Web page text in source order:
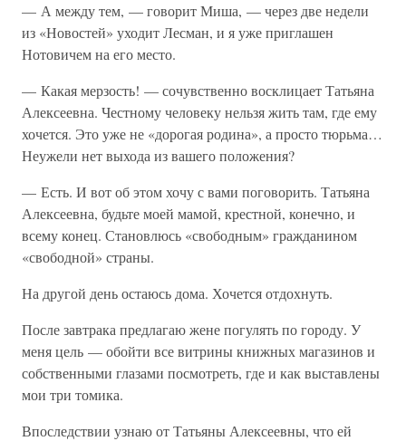
— А между тем, — говорит Миша, — через две недели
из «Новостей» уходит Лесман, и я уже приглашен
Нотовичем на его место.
— Какая мерзость! — сочувственно восклицает Татьяна
Алексеевна. Честному человеку нельзя жить там, где ему
хочется. Это уже не «дорогая родина», а просто тюрьма…
Неужели нет выхода из вашего положения?
— Есть. И вот об этом хочу с вами поговорить. Татьяна
Алексеевна, будьте моей мамой, крестной, конечно, и
всему конец. Становлюсь «свободным» гражданином
«свободной» страны.
На другой день остаюсь дома. Хочется отдохнуть.
После завтрака предлагаю жене погулять по городу. У
меня цель — обойти все витрины книжных магазинов и
собственными глазами посмотреть, где и как выставлены
мои три томика.
Впоследствии узнаю от Татьяны Алексеевны, что ей